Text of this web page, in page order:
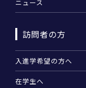
ニュース
訪問者の方
入進学希望の方へ
在学生へ